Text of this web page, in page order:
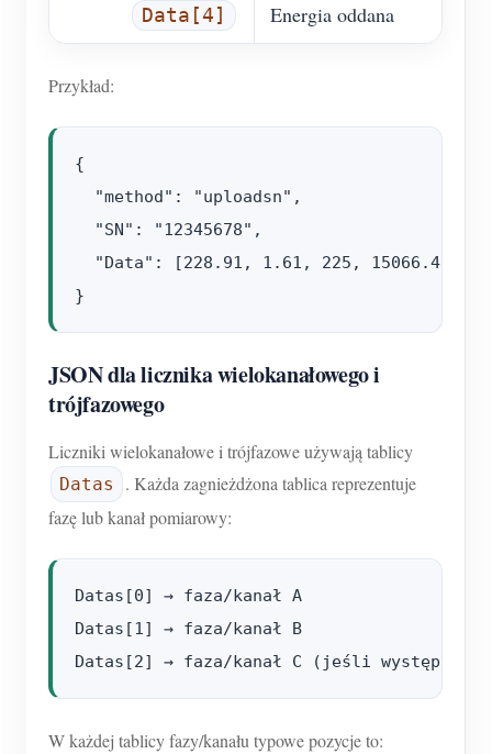
Data[4] Energia oddana
Przykład:
{
  "method": "uploadsn",
  "SN": "12345678",
  "Data": [228.91, 1.61, 225, 15066.47, 0]
JSON dla licznika wielokanałowego i
trójfazowego
Liczniki wielokanałowe i trójfazowe używają tablicy
Datas
. Każda zagnieżdżona tablica reprezentuje
fazę lub kanał pomiarowy:
Datas[0] → faza/kanał A
Datas[1] → faza/kanał B
W każdej tablicy fazy/kanału typowe pozycje to: